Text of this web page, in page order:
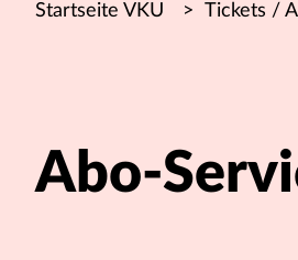
Startseite VKU > Tickets /
Abo-